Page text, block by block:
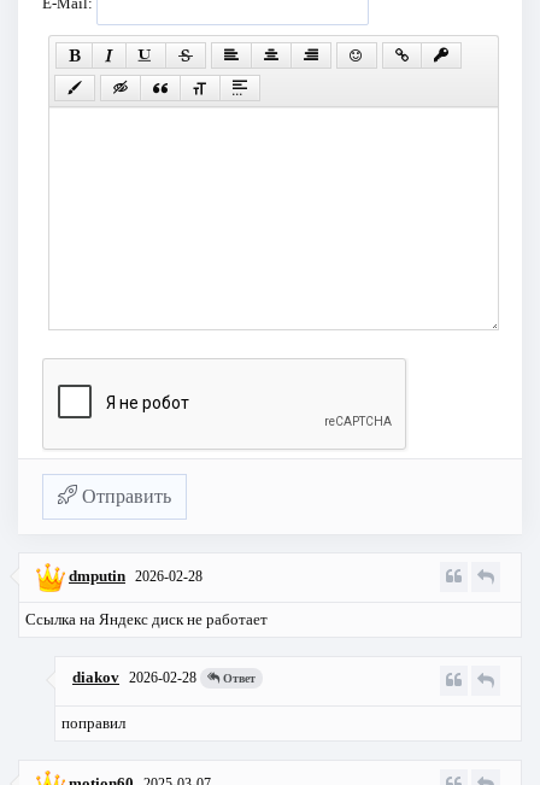
Отправить
dmputin 2026-02-28
Ссылка на Яндекс диск не работает
diakov 2026-02-28 Ответ
поправил